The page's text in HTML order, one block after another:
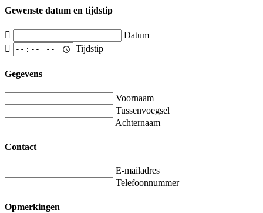
Gewenste datum en tijdstip
Datum
Tijdstip
Gegevens
Voornaam
Tussenvoegsel
Achternaam
Contact
E-mailadres
Telefoonnummer
Opmerkingen